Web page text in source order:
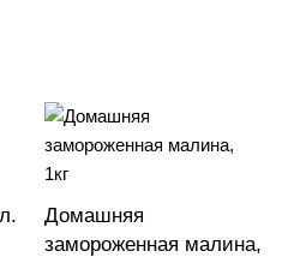
Домашняя
замороженная малина,